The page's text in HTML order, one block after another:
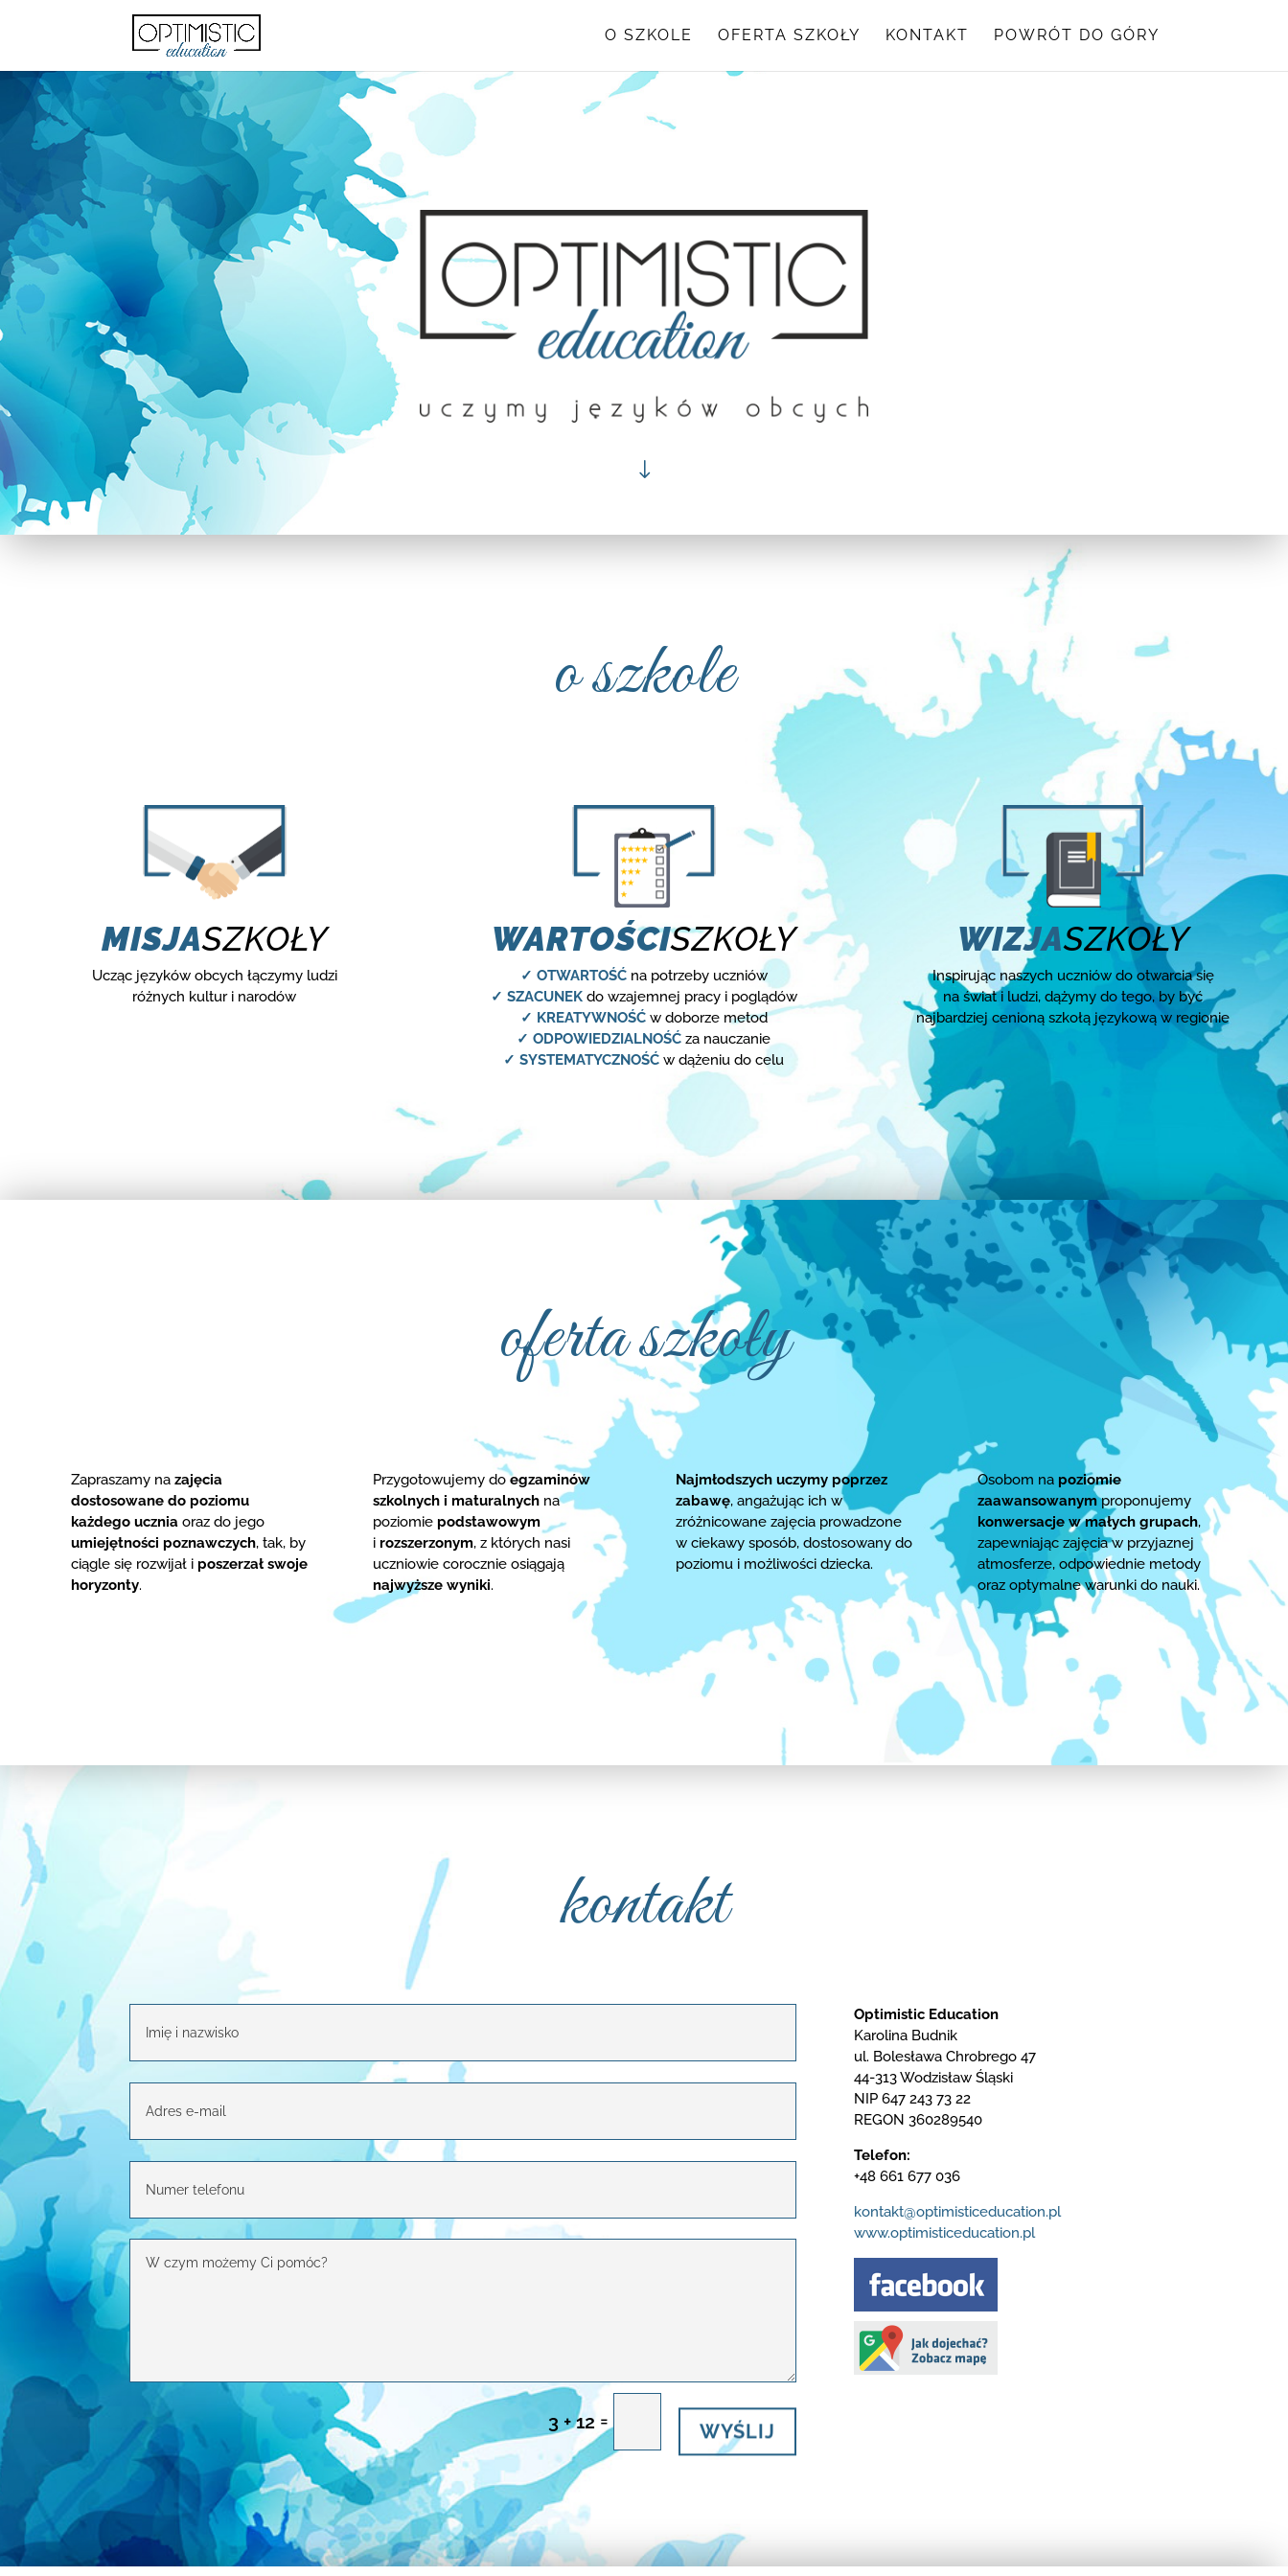
O SZKOLE OFERTA SZKOŁY KONTAKT POWRÓT DO GÓRY
"
o szkole
MISJASZKOŁY
Ucząc języków obcych łączymy ludzi
różnych kultur i narodów
WARTOŚCISZKOŁY
✓ OTWARTOŚĆna potrzeby uczniów
✓ SZACUNEKdo wzajemnej pracy i poglądów
✓ KREATYWNOŚĆw doborze metod
✓ ODPOWIEDZIALNOŚĆ za nauczanie
✓ SYSTEMATYCZNOŚĆ w dążeniu do celu
WIZJASZKOŁY
Inspirując naszych uczniów do otwarcia się
na świat i ludzi, dążymy do tego, by być
najbardziej cenioną szkołą językową w regionie
oferta szkoły
Zapraszamy nazajęcia
dostosowane do poziomu
każdego ucznia oraz do jego
umiejętności poznawczych, tak, by
ciągle się rozwijał i poszerzał swoje
horyzonty.
Przygotowujemy doegzaminów
szkolnych i maturalnych na
poziomie podstawowym
i rozszerzonym, z których nasi
uczniowie corocznie osiągają
najwyższe wyniki.
Najmłodszych uczymy poprzez
zabawę, angażując ich w
zróżnicowane zajęcia prowadzone
w ciekawy sposób, dostosowany do
poziomu i możliwości dziecka.
Osobom na poziomie
zaawansowanymproponujemy
konwersacje w małych grupach,
zapewniając zajęcia w przyjaznej
atmosferze, odpowiednie metody
oraz optymalne warunki do nauki.
kontakt
3 + 12 = WYŚLIJ
Optimistic Education
Karolina Budnik
ul. Bolesława Chrobrego 47
44-313 Wodzisław Śląski
NIP 647 243 73 22
REGON 360289540
Telefon:
+48 661 677 036
kontakt@optimisticeducation.pl
www.optimisticeducation.pl